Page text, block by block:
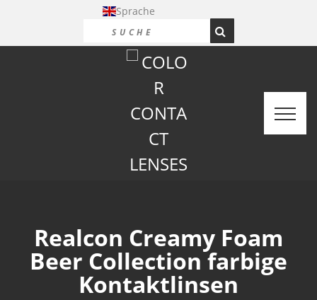
Sprache
Realcon Creamy Foam
Beer Collection farbige
Kontaktlinsen